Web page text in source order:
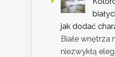
jak dodać
Białe wnętrza
niezwykłą